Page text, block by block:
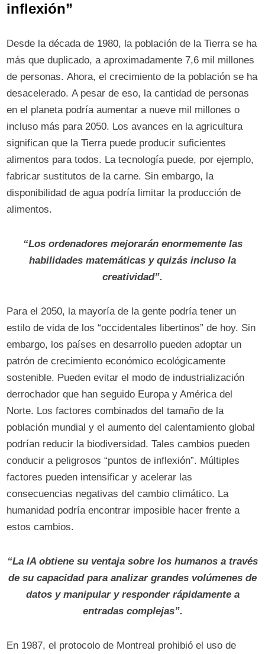
inflexión”
Desde la década de 1980, la población de la Tierra se ha
más que duplicado, a aproximadamente 7,6 mil millones
de personas. Ahora, el crecimiento de la población se ha
desacelerado. A pesar de eso, la cantidad de personas
en el planeta podría aumentar a nueve mil millones o
incluso más para 2050. Los avances en la agricultura
significan que la Tierra puede producir suficientes
alimentos para todos. La tecnología puede, por ejemplo,
fabricar sustitutos de la carne. Sin embargo, la
disponibilidad de agua podría limitar la producción de
alimentos.
“Los ordenadores mejorarán enormemente las
habilidades matemáticas y quizás incluso la
creatividad”.
Para el 2050, la mayoría de la gente podría tener un
estilo de vida de los “occidentales libertinos” de hoy. Sin
embargo, los países en desarrollo pueden adoptar un
patrón de crecimiento económico ecológicamente
sostenible. Pueden evitar el modo de industrialización
derrochador que han seguido Europa y América del
Norte. Los factores combinados del tamaño de la
población mundial y el aumento del calentamiento global
podrían reducir la biodiversidad. Tales cambios pueden
conducir a peligrosos “puntos de inflexión”. Múltiples
factores pueden intensificar y acelerar las
consecuencias negativas del cambio climático. La
humanidad podría encontrar imposible hacer frente a
estos cambios.
“La IA obtiene su ventaja sobre los humanos a través
de su capacidad para analizar grandes volúmenes de
datos y manipular y responder rápidamente a
entradas complejas”.
En 1987, el protocolo de Montreal prohibió el uso de